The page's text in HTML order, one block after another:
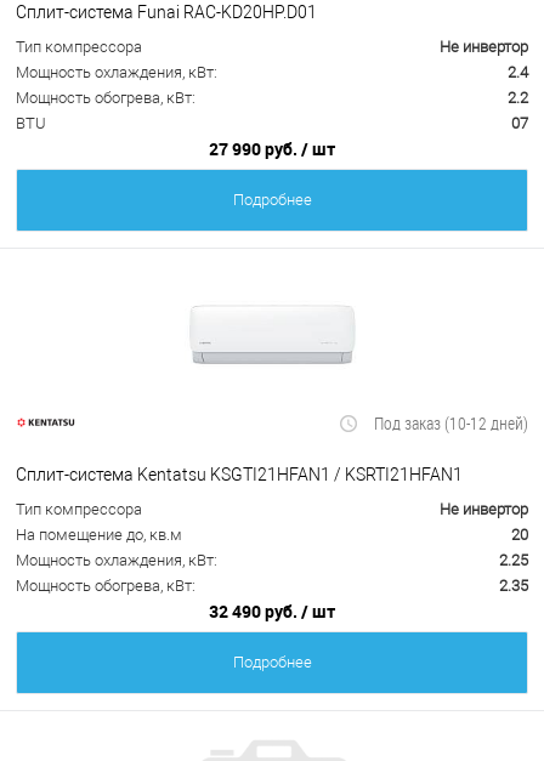
Сплит-система Funai RAC-KD20HP.D01
Тип компрессора
Не инвертор
Мощность охлаждения, кВт:
2.4
Мощность обогрева, кВт:
2.2
BTU
07
27 990 руб. / шт
Подробнее
Под заказ (10-12 дней)
Сплит-система Kentatsu KSGTI21HFAN1 / KSRTI21HFAN1
Тип компрессора
Не инвертор
На помещение до, кв.м
20
Мощность охлаждения, кВт:
2.25
Мощность обогрева, кВт:
2.35
32 490 руб. / шт
Подробнее